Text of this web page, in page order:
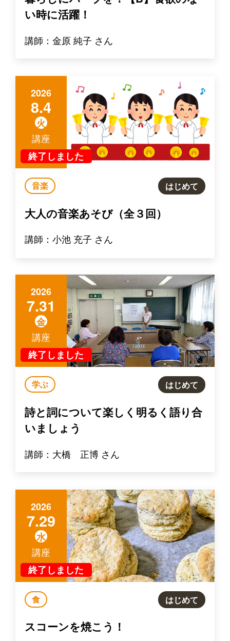
い時に活躍！
講師：金原 純子 さん
2026
8.4
火
終了しました
講座
音楽 はじめて
大人の音楽あそび（全３回）
講師：小池 充子 さん
2026
7.31
金
終了しました
講座
学ぶ はじめて
詩と詞について楽しく明るく語り合
いましょう
講師：大橋 正博 さん
2026
7.29
水
終了しました
講座
食 はじめて
スコーンを焼こう！